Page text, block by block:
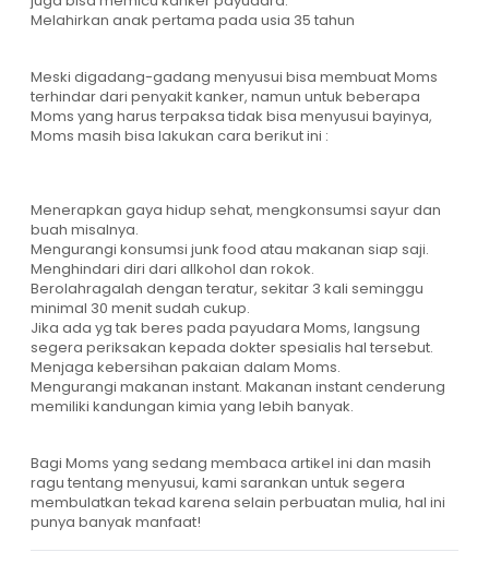
Melahirkan anak pertama pada usia 35 tahun
Meski digadang-gadang menyusui bisa membuat Moms
terhindar dari penyakit kanker, namun untuk beberapa
Moms yang harus terpaksa tidak bisa menyusui bayinya,
Moms masih bisa lakukan cara berikut ini :
Menerapkan gaya hidup sehat, mengkonsumsi sayur dan
buah misalnya.
Mengurangi konsumsi junk food atau makanan siap saji.
Menghindari diri dari allkohol dan rokok.
Berolahragalah dengan teratur, sekitar 3 kali seminggu
minimal 30 menit sudah cukup.
Jika ada yg tak beres pada payudara Moms, langsung
segera periksakan kepada dokter spesialis hal tersebut.
Menjaga kebersihan pakaian dalam Moms.
Mengurangi makanan instant. Makanan instant cenderung
memiliki kandungan kimia yang lebih banyak.
Bagi Moms yang sedang membaca artikel ini dan masih
ragu tentang menyusui, kami sarankan untuk segera
membulatkan tekad karena selain perbuatan mulia, hal ini
punya banyak manfaat!